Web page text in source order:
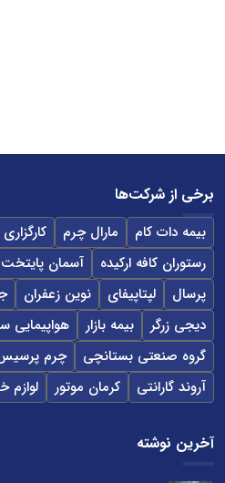
برخی از شرکت‌ها
بیمه دات کام مارال چرم
رستوران کافه ارکیده
آسمان پایتخت
پرسال
لپتاپیفای نوین زعفران
دیجی زرگر
بیمه بازار
هواپیمایی
گروه صنعتی بستانچی
چرم
آروند گارانتی
کرمان موتور لوازم
آخرین نوشته